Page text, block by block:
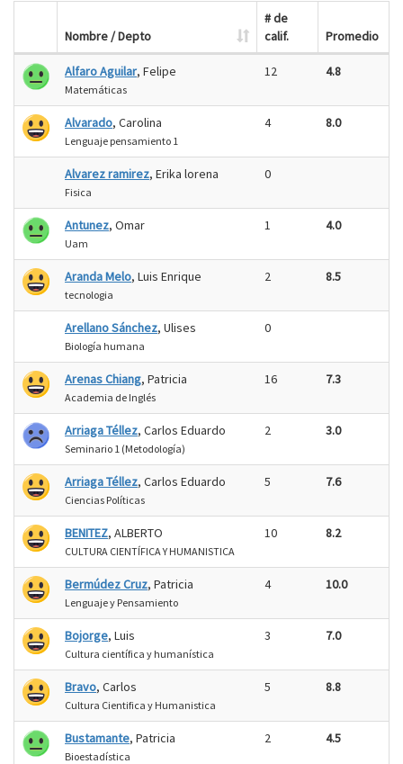
Nombre / Depto
# de
calif.
Promedio
Alfaro Aguilar, Felipe
Matemáticas
12 4.8
Alvarado, Carolina
Lenguaje pensamiento 1
4 8.0
Alvarez ramirez, Erika lorena
Fisica
0
Antunez, Omar
Uam
1 4.0
Aranda Melo, Luis Enrique
tecnologia
2 8.5
Arellano Sánchez, Ulises
Biología humana
0
Arenas Chiang, Patricia
Academia de Inglés
16 7.3
Arriaga Téllez, Carlos Eduardo
Seminario 1 (Metodología)
2 3.0
Arriaga Téllez, Carlos Eduardo
Ciencias Políticas
5 7.6
BENITEZ, ALBERTO
CULTURA CIENTÍFICA Y HUMANISTICA
10 8.2
Bermúdez Cruz, Patricia
Lenguaje y Pensamiento
4 10.0
Bojorge, Luis
Cultura científica y humanística
3 7.0
Bravo, Carlos
Cultura Cientifica y Humanistica
5 8.8
Bustamante, Patricia
Bioestadística
2 4.5